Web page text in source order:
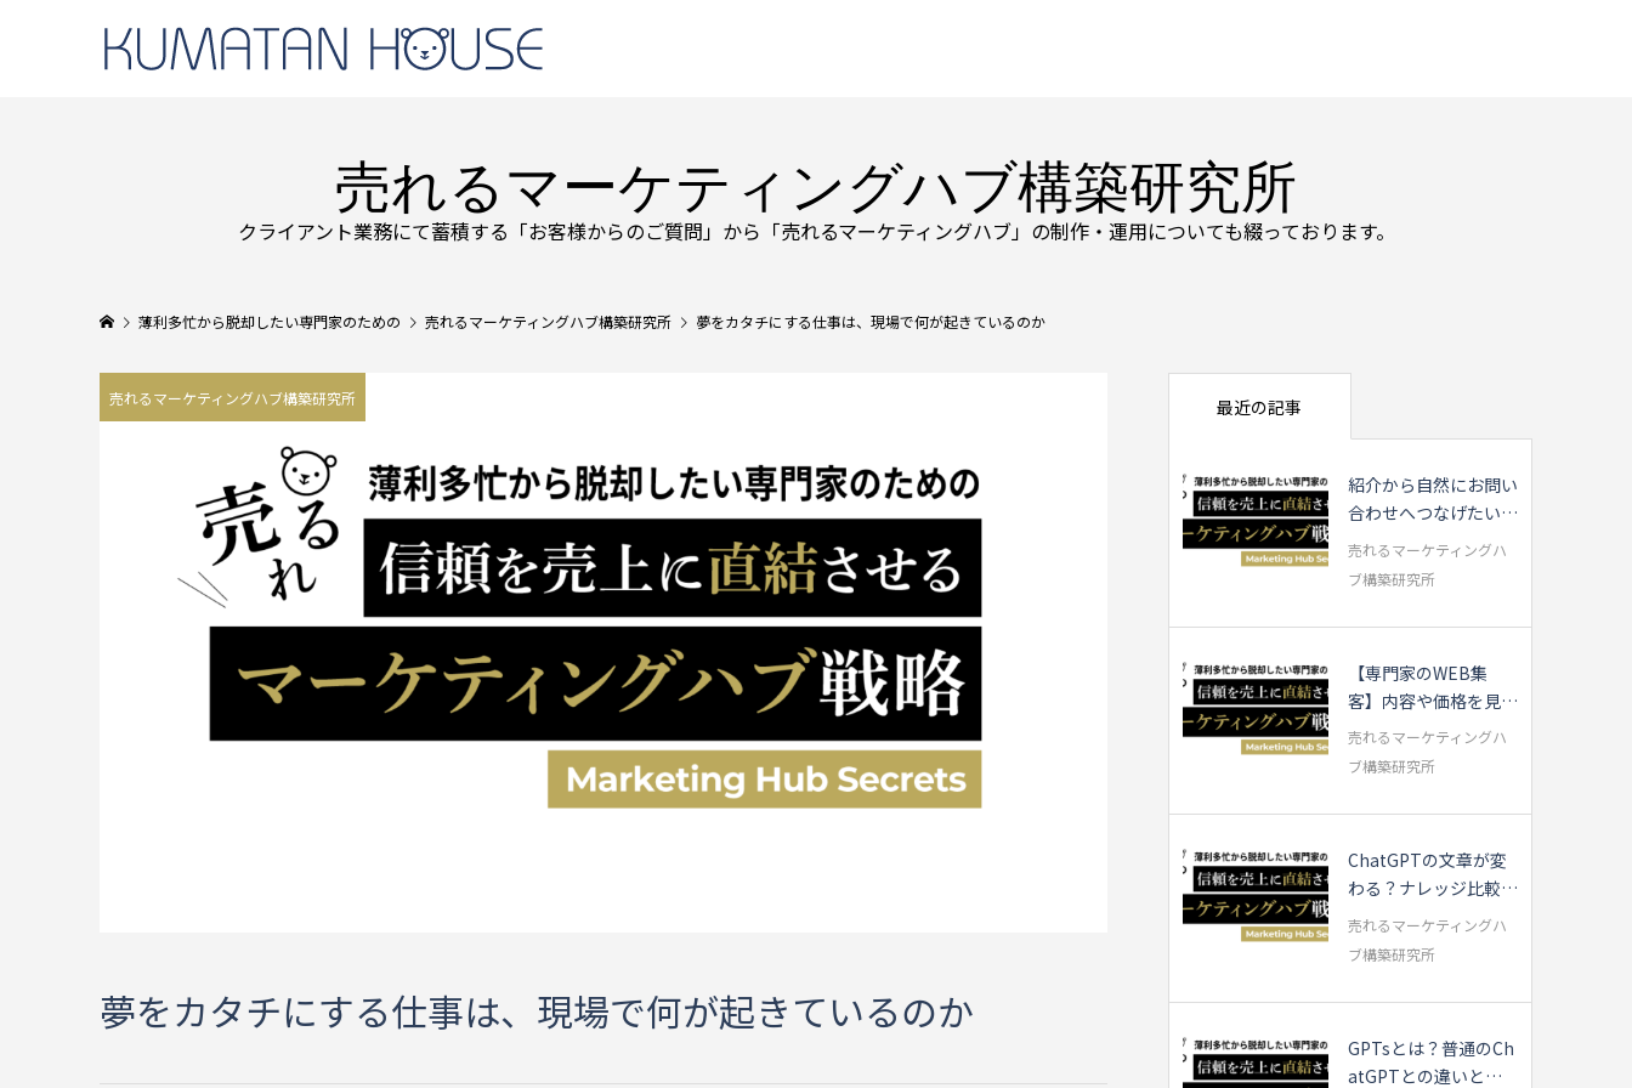
売れるマーケティングハブ構築研究所
クライアント業務にて蓄積する「お客様からのご質問」から「売れるマーケティングハブ」の制作・運用についても綴っております。
薄利多忙から脱却したい専門家のための 売れるマーケティングハブ構築研究所 夢をカタチにする仕事は、現場で何が起きているのか
売れるマーケティングハブ構築研究所
夢をカタチにする仕事は、現場で何が起きているのか
最近の記事
紹介から自然にお問い
合わせへつなげたい専
門家の方へ
売れるマーケティングハ
ブ構築研究所
【専門家のWEB集
客】内容や価格を見直
す前に確認すべき3...
売れるマーケティングハ
ブ構築研究所
ChatGPTの文章が変
わる？ナレッジ比較し
てみました
売れるマーケティングハ
ブ構築研究所
GPTsとは？普通のCh
atGPTとの違いと使